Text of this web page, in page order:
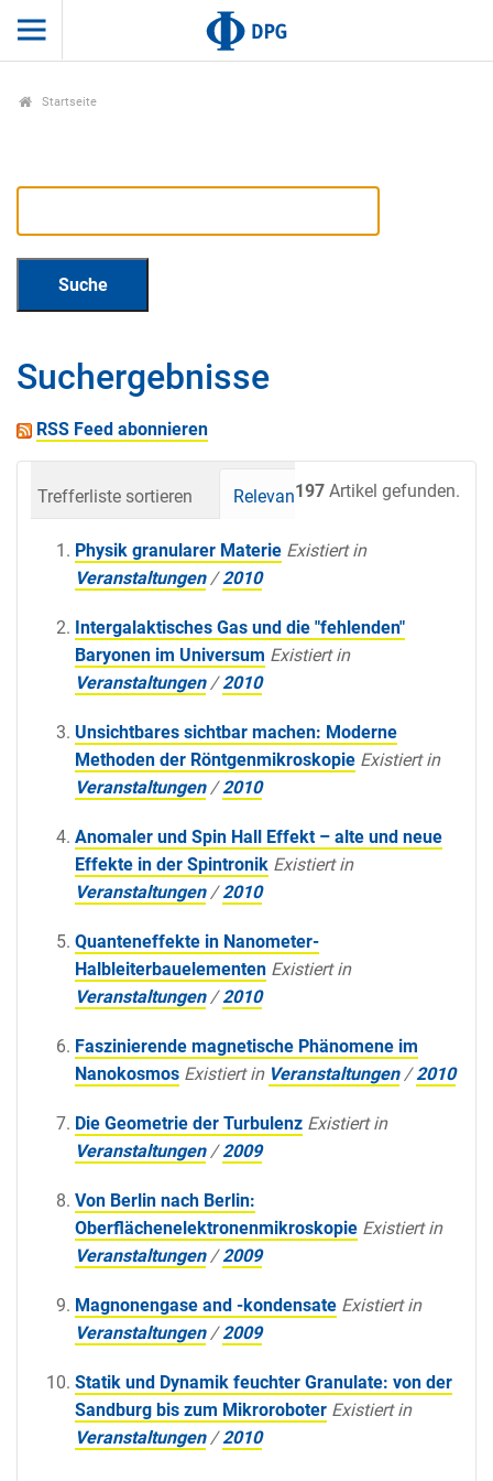
Startseite
Suchergebnisse
RSS Feed abonnieren
197 Artikel gefunden.
Trefferliste sortieren Relevanz Datum
Physik granularer Materie Existiert in
Veranstaltungen /2010
Intergalaktisches Gas und die "fehlenden"
Baryonen im Universum Existiert in
Veranstaltungen /2010
Unsichtbares sichtbar machen: Moderne
Methoden der Röntgenmikroskopie Existiert in
Veranstaltungen /2010
Anomaler und Spin Hall Effekt – alte und neue
Effekte in der Spintronik Existiert in
Veranstaltungen /2010
Quanteneffekte in Nanometer-
Halbleiterbauelementen Existiert in
Veranstaltungen /2010
Faszinierende magnetische Phänomene im
Nanokosmos Existiert in Veranstaltungen /2010
Die Geometrie der Turbulenz Existiert in
Veranstaltungen /2009
Von Berlin nach Berlin:
Oberflächenelektronenmikroskopie Existiert in
Veranstaltungen /2009
Magnonengase and -kondensate Existiert in
Veranstaltungen /2009
Statik und Dynamik feuchter Granulate: von der
Sandburg bis zum Mikroroboter Existiert in
Veranstaltungen /2010